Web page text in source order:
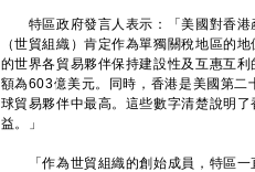
特區政府發言人表示：「美國對香港
（世貿組織）肯定作為單獨關稅地區的
的世界各貿易夥伴保持建設性及互惠互
額為603億美元。同時，香港是美國第
球貿易夥伴中最高。這些數字清楚說明
益。」
「作為世貿組織的創始成員，特區一